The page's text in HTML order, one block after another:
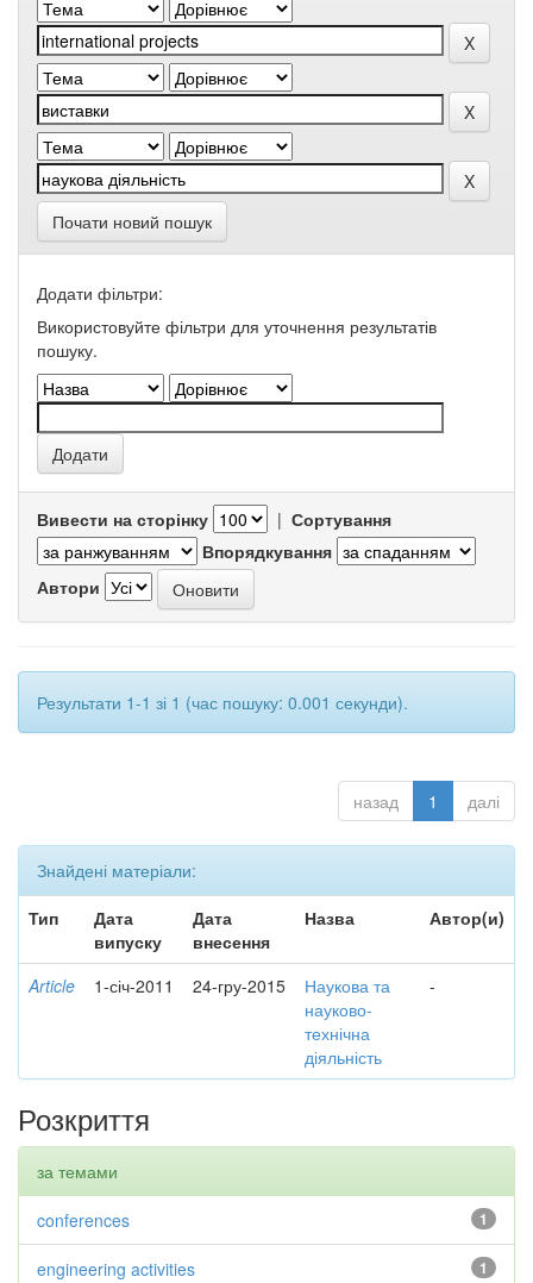
Почати новий пошук
Додати фільтри:
Використовуйте фільтри для уточнення результатів
пошуку.
Вивести на сторінку | Сортування
Впорядкування
Автори
Результати 1-1 зі 1 (час пошуку: 0.001 секунди).
назад 1 далі
Знайдені матеріали:
Тип
Дата
випуску
Дата
внесення
Назва Автор(и)
Article 1-січ-2011 24-гру-2015
Наукова та
науково-
технічна
діяльність
-
Розкриття
за темами
1
conferences
1
engineering activities